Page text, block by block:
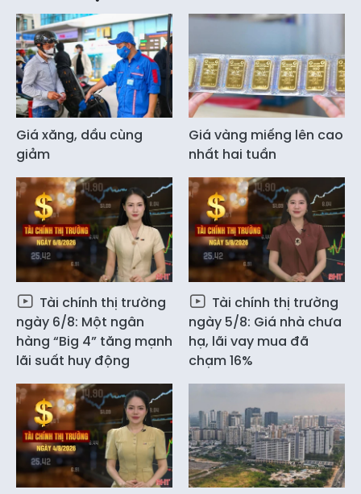
Giá xăng, dầu cùng
giảm
Giá vàng miếng lên cao
nhất hai tuần
Tài chính thị trường
ngày 6/8: Một ngân
hàng “Big 4” tăng mạnh
lãi suất huy động
Tài chính thị trường
ngày 5/8: Giá nhà chưa
hạ, lãi vay mua đã
chạm 16%